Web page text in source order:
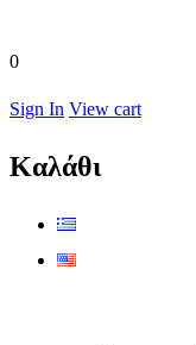
0
Sign In View cart
Καλάθι